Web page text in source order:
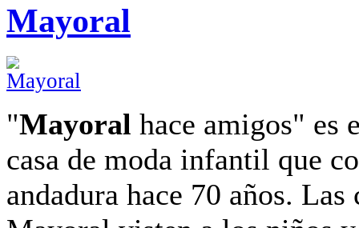
Mayoral
"Mayoral hace amigos" es
casa de moda infantil que
andadura hace 70 años. Las